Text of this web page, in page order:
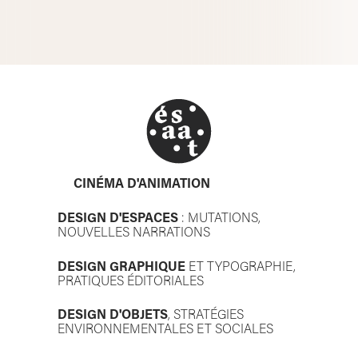
CINÉMA D'ANIMATION
DESIGN D'ESPACES : MUTATIONS,
NOUVELLES NARRATIONS
DESIGN GRAPHIQUE ET TYPOGRAPHIE,
PRATIQUES ÉDITORIALES
DESIGN D'OBJETS, STRATÉGIES
ENVIRONNEMENTALES ET SOCIALES